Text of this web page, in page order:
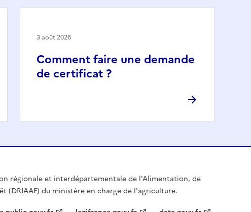
Comment faire une demande
de certificat ?
3 août 2026
régionale et interdépartementale de l'Alimentation, de
(DRIAAF) du ministère en charge de l'agriculture.